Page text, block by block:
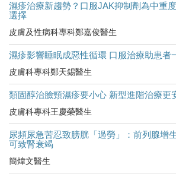
濕疹治療新趨勢？口服JAK抑制劑為中重
選擇
皮膚及性病科專科鄭嘉俊醫生
濕疹影響睡眠成惡性循環 口服治療助患者
皮膚科專科鄭天錫醫生
類固醇治臉頸濕疹要小心 新型進階治療更
皮膚科專科王慶榮醫生
尿頻尿急苦忍致膀胱「過勞」：前列腺增
可致腎衰竭
簡煒文醫生